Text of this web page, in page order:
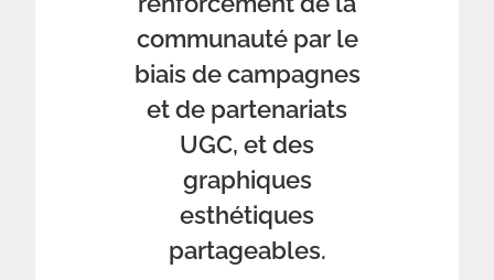
communauté par le
biais de campagnes
et de partenariats
UGC, et des
graphiques
esthétiques
partageables.